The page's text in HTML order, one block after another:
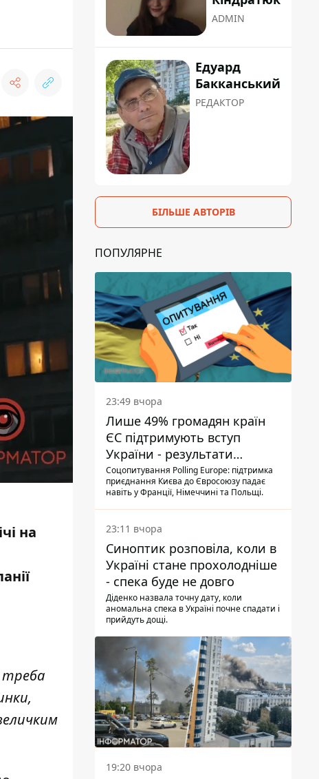
на
треба
ADMIN
Едуард
Бакканський
РЕДАКТОР
БІЛЬШЕ АВТОРІВ
ПОПУЛЯРНЕ
23:49 вчора
Лише 49% громадян країн
ЄС підтримують вступ
України - результати
опитування
Соцопитування Polling Europe: підтримка
приєднання Києва до Євросоюзу падає
навіть у Франції, Німеччині та Польщі.
23:11 вчора
Синоптик розповіла, коли в
Україні стане прохолодніше
- спека буде не довго
Діденко назвала точну дату, коли
аномальна спека в Україні почне спадати і
прийдуть дощі.
19:20 вчора